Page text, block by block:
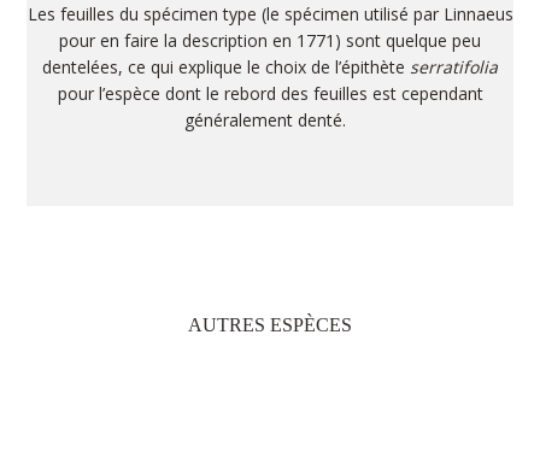
Les feuilles du spécimen type (le spécimen utilisé par Linnaeus
pour en faire la description en 1771) sont quelque peu
dentelées, ce qui explique le choix de l’épithète serratifolia
pour l’espèce dont le rebord des feuilles est cependant
généralement denté.
AUTRES ESPÈCES